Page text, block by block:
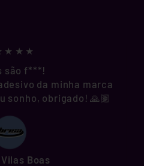
são f***!
da minha marca
sonho, obrigado! 🙏🏽
Boas